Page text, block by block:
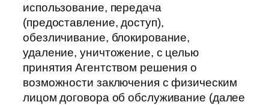
использование, передача
(предоставление, доступ),
обезличивание, блокирование,
удаление, уничтожение, с целью
принятия Агентством решения о
возможности заключения с физическим
лицом договора об обслуживание (далее